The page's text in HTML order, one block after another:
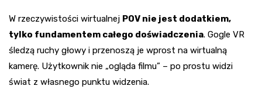
W rzeczywistości wirtualnej POV nie jest dodatkiem,
tylko fundamentem całego doświadczenia. Gogle VR
śledzą ruchy głowy i przenoszą je wprost na wirtualną
kamerę. Użytkownik nie „ogląda filmu” – po prostu widzi
świat z własnego punktu widzenia.